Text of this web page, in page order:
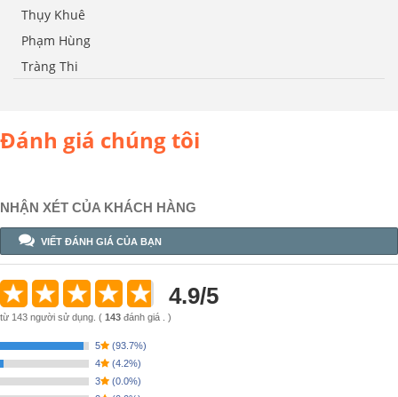
Thụy Khuê
Phạm Hùng
Tràng Thi
Đánh giá chúng tôi
NHẬN XÉT CỦA KHÁCH HÀNG
VIẾT ĐÁNH GIÁ CỦA BẠN
4.9/5
từ 143 người sử dụng. ( 143 đánh giá . )
5 (93.7%)
4
(4.2%)
3
(0.0%)